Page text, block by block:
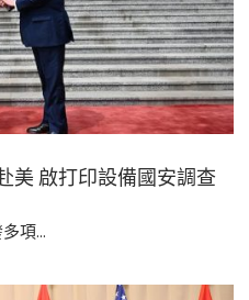
美 啟打印設備國安調查
項...